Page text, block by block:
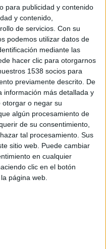
para publicidad y contenido
y contenido,
de servicios. Con su
podemos utilizar datos de
mediante las
hacer clic para otorgarnos
1538 socios para
previamente descrito. De
información más detallada y
o negar su
algún procesamiento de
de su consentimiento,
tal procesamiento. Sus
sitio web. Puede cambiar
en cualquier
clic en el botón
página web.
serà una vaga de
setmana més
una vaga de 24
si fem una
indefinida",
moment, per part
una "nul·la
per més de
dels sindicats.
ja són fixes
contracte fix. Ara